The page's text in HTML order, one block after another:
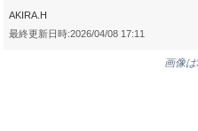
AKIRA.H
最終更新日時:2026/04/08 17:11
画像